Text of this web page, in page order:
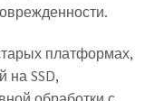
платформах,
на SSD,